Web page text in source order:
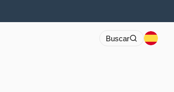
Buscar